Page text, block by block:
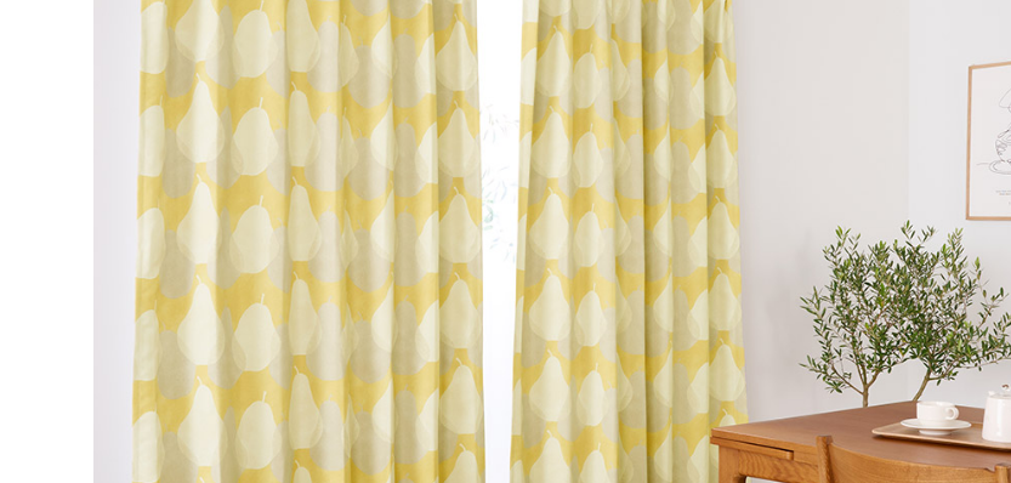
カーテンの仕上がり幅に
対して1.5倍の生地を利
用し、上部を2つ山のヒ
ダでつまみます。すっき
りとした印象になるベー
シックなつまみです。
55～140 5,830円 11,660円
141～200 6,600 13,200円 26,400円
201～260 7,370 円 14,740円 円
幅101cm以上のサイズをご注文の場合は生地に幅継ぎが入ります。
2倍ヒダ
フラット